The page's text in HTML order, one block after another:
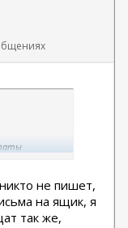
не пишет,
на ящик, я
так же,